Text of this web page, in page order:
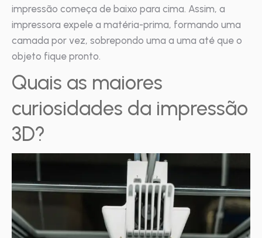
impressão começa de baixo para cima. Assim, a
impressora expele a matéria-prima, formando uma
camada por vez, sobrepondo uma a uma até que o
objeto fique pronto.
Quais as maiores
curiosidades da impressão
3D?